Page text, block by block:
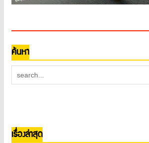
ค้นหา
เรื่องล่าสุด